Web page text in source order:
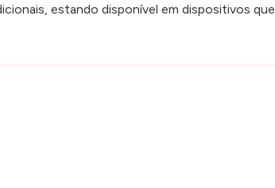
estando disponível em dispositivos